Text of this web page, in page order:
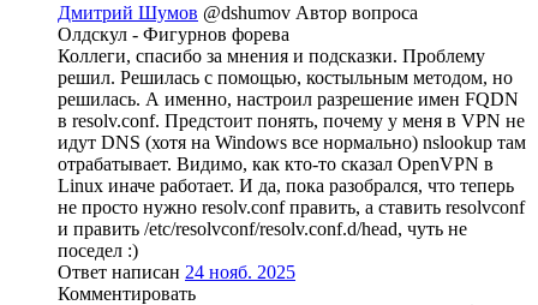
Дмитрий Шумов @dshumov Автор вопроса
Олдскул - Фигурнов форева
Коллеги, спасибо за мнения и подсказки. Проблему
решил. Решилась с помощью, костыльным методом, но
решилась. А именно, настроил разрешение имен FQDN
в resolv.conf. Предстоит понять, почему у меня в VPN не
идут DNS (хотя на Windows все нормально) nslookup там
отрабатывает. Видимо, как кто-то сказал OpenVPN в
Linux иначе работает. И да, пока разобрался, что теперь
не просто нужно resolv.conf править, а ставить resolvconf
и править /etc/resolvconf/resolv.conf.d/head, чуть не
поседел :)
Ответ написан 24 нояб. 2025
Комментировать